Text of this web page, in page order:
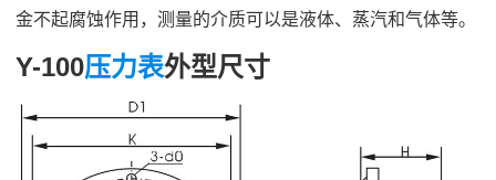
金不起腐蚀作用，测量的介质可以是液体、蒸汽和气体等。
Y-100压力表外型尺寸